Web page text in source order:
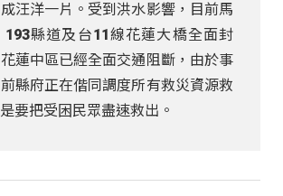
汪洋一片。受到洪水影響，目前馬
193縣道及台11線花蓮大橋全面封
蓮中區已經全面交通阻斷，由於事
縣府正在偕同調度所有救災資源救
要把受困民眾盡速救出。